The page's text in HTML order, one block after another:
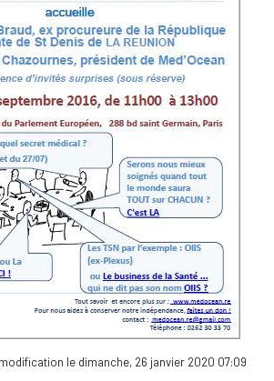
le dimanche, 26 janvier 2020 07:09